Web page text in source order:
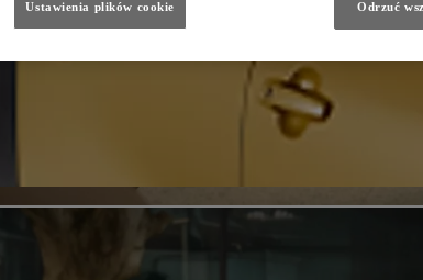
Odrzuć
Ustawienia plików cookie